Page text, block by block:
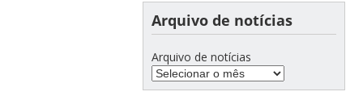
Arquivo de notícias
Arquivo de notícias